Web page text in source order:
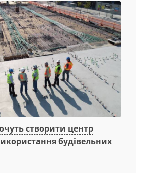
створити центр
будівельних